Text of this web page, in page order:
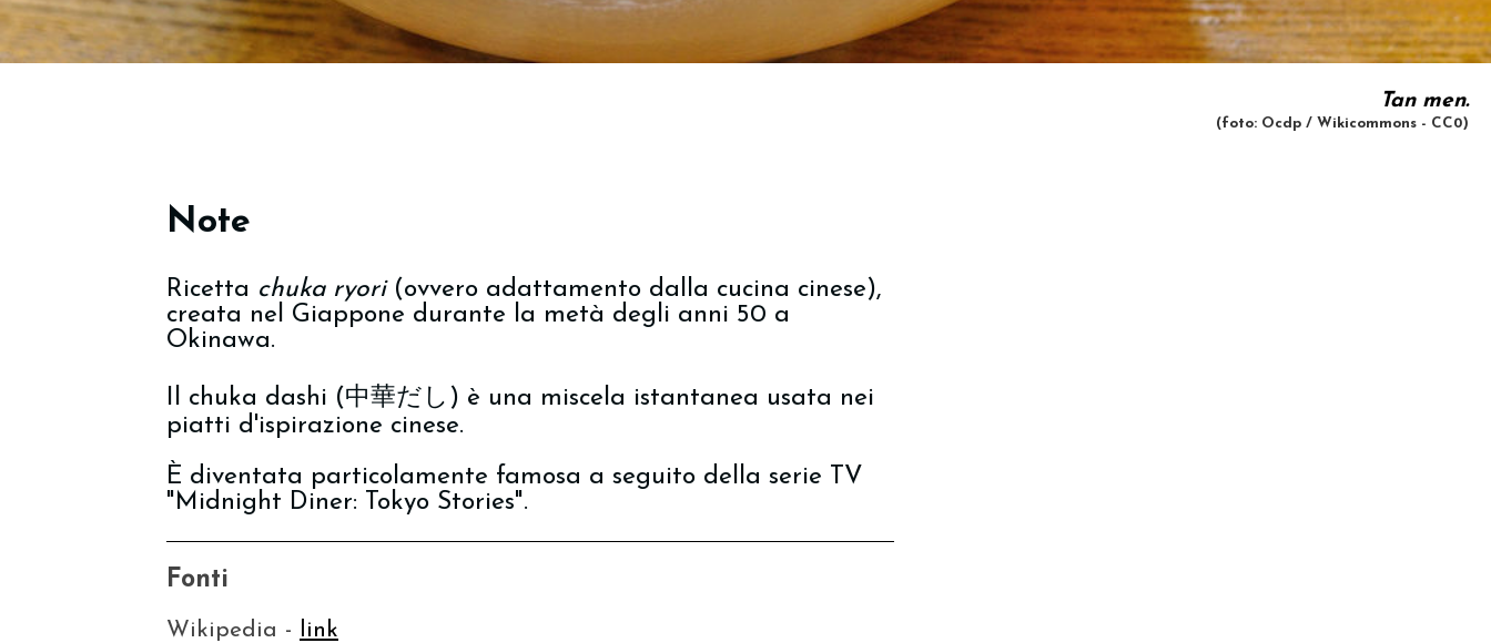
Tan men.
(foto: Ocdp / Wikicommons - CC0)
Note
Ricetta chuka ryori(ovvero adattamento dalla cucina cinese),
creata nel Giappone durante la metà degli anni 50 a
Okinawa.
Il chuka dashi (中華だし) è una miscela istantanea usata nei
piatti d'ispirazione cinese.
È diventata particolamente famosa a seguito della serie TV
"Midnight Diner: Tokyo Stories".
Fonti
Wikipedia -
link